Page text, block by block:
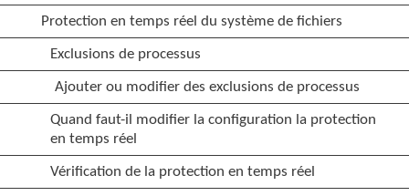
Protection en temps réel du système de fichiers
Exclusions de processus
Ajouter ou modifier des exclusions de processus
Quand faut-il modifier la configuration la protection
en temps réel
Vérification de la protection en temps réel